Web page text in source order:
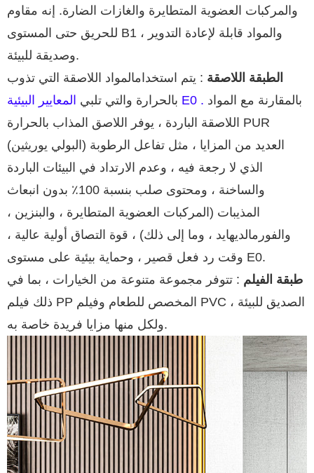
والمركبات العضوية المتطايرة والغازات الضارة. إنه مقاوم
للحريق حتى المستوى B1 ، والمواد قابلة لإعادة التدوير
وصديقة للبيئة.
الطبقة اللاصقة : يتم استخدامالمواد اللاصقة التي تذوب
بالحرارة والتي تلبي المعايير البيئية E0 . بالمقارنة مع المواد
اللاصقة الباردة ، يوفر اللاصق المذاب بالحرارة PUR
(البولي يوريثين) العديد من المزايا ، مثل تفاعل الرطوبة
الذي لا رجعة فيه ، وعدم الارتداد في البيئات الباردة
والساخنة ، ومحتوى صلب بنسبة 100٪ بدون انبعاث
المذيبات (المركبات العضوية المتطايرة ، والبنزين ،
والفورمالديهايد ، وما إلى ذلك) ، قوة التصاق أولية عالية ،
وقت رد فعل قصير ، وحماية بيئية على مستوى E0.
طبقة الفيلم : تتوفر مجموعة متنوعة من الخيارات ، بما في
ذلك فيلم PP المخصص للطعام وفيلم PVC الصديق للبيئة ،
ولكل منها مزايا فريدة خاصة به.